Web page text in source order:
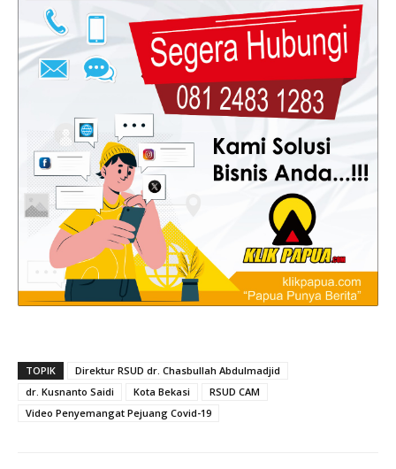
TOPIK
Direktur RSUD dr. Chasbullah Abdulmadjid
dr. Kusnanto Saidi
Kota Bekasi
RSUD CAM
Video Penyemangat Pejuang Covid-19